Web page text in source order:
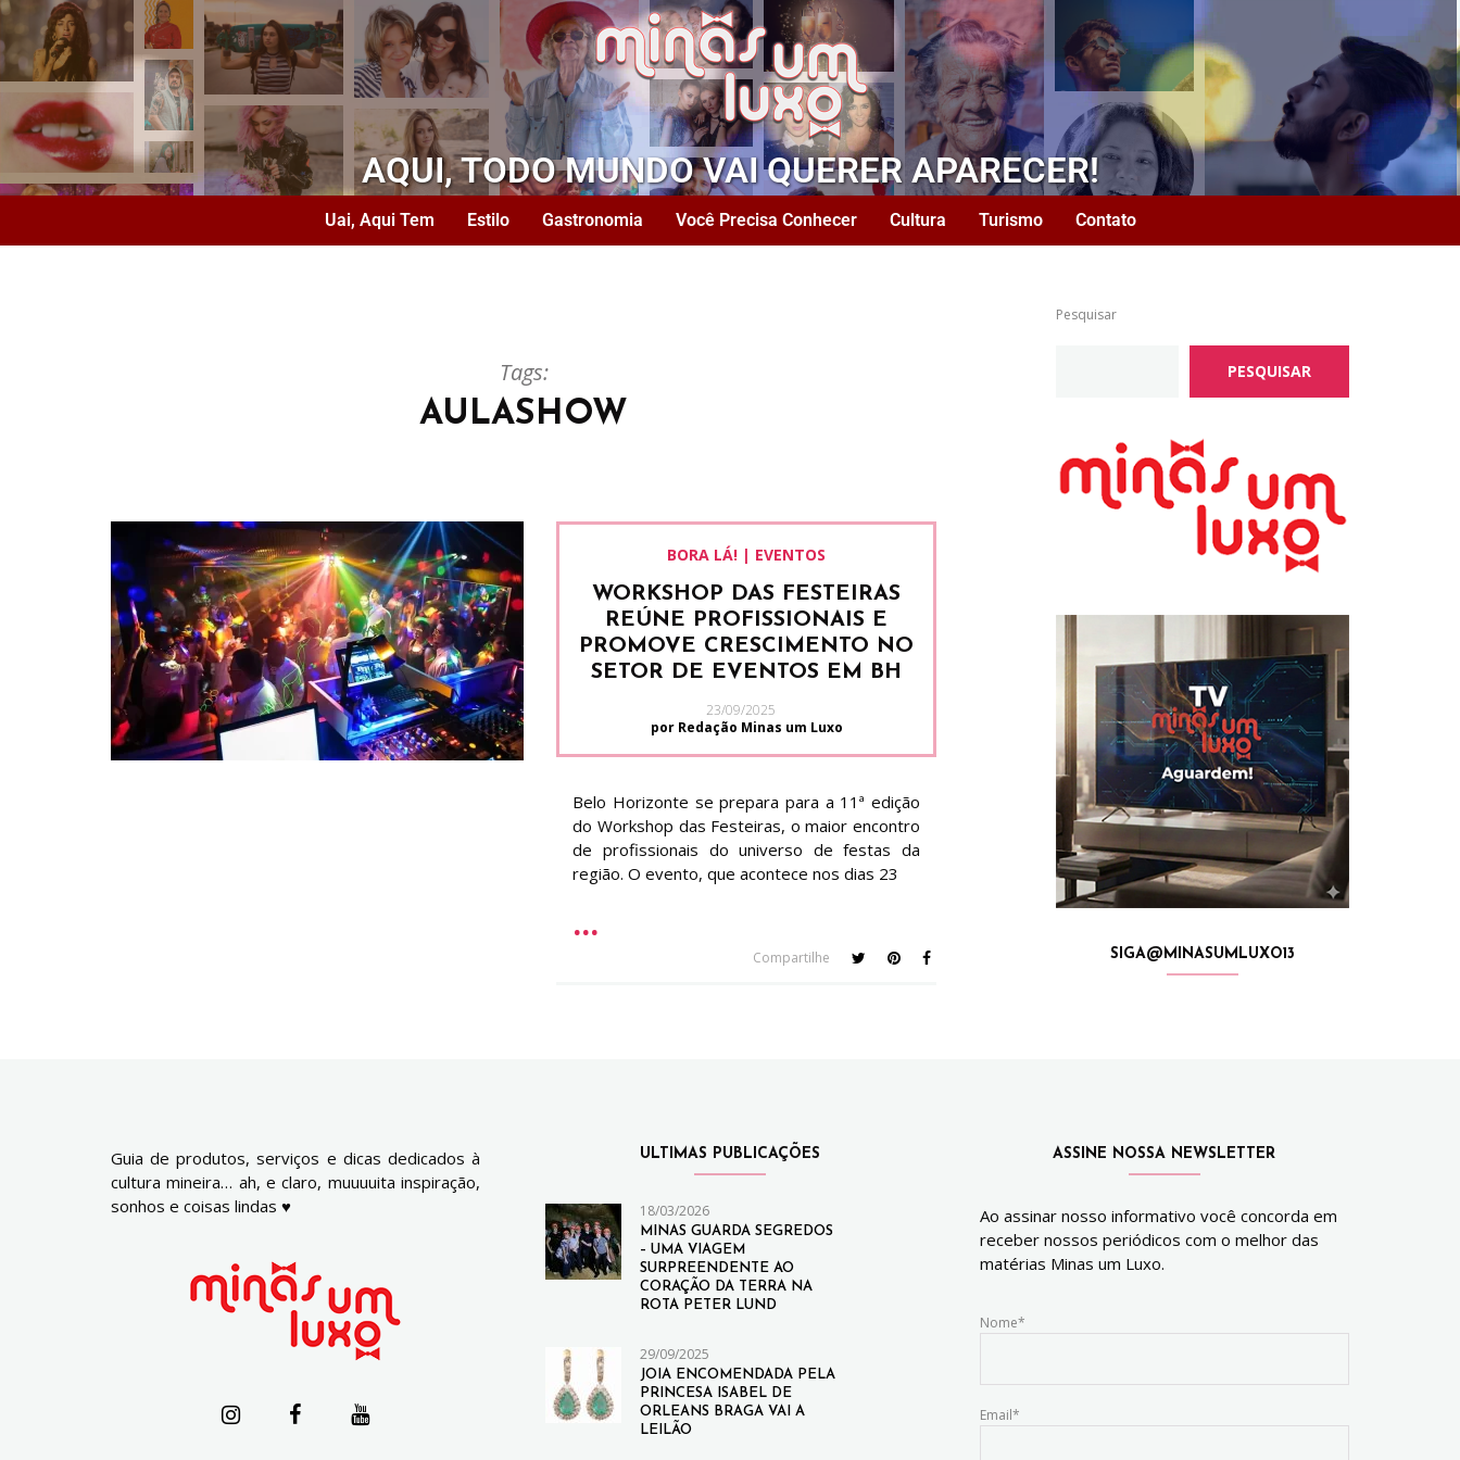
AQUI, TODO MUNDO VAI QUERER APARECER!
Uai, Aqui Tem Estilo Gastronomia Você Precisa Conhecer Cultura Turismo Contato
Tags:
AULASHOW
BORA LÁ! | EVENTOS
WORKSHOP DAS FESTEIRAS
REÚNE PROFISSIONAIS E
PROMOVE CRESCIMENTO NO
SETOR DE EVENTOS EM BH
23/09/2025
por Redação Minas um Luxo
Belo Horizonte se prepara para a 11ª edição
do Workshop das Festeiras, o maior encontro
de profissionais do universo de festas da
região. O evento, que acontece nos dias 23
Compartilhe
Pesquisar
PESQUISAR
SIGA@MINASUMLUXO13
Guia de produtos, serviços e dicas dedicados à
cultura mineira… ah, e claro, muuuuita inspiração,
sonhos e coisas lindas ♥
ULTIMAS PUBLICAÇÕES
18/03/2026
MINAS GUARDA SEGREDOS
– UMA VIAGEM
SURPREENDENTE AO
CORAÇÃO DA TERRA NA
ROTA PETER LUND
29/09/2025
JOIA ENCOMENDADA PELA
PRINCESA ISABEL DE
ORLEANS BRAGA VAI A
LEILÃO
ASSINE NOSSA NEWSLETTER
Ao assinar nosso informativo você concorda em
receber nossos periódicos com o melhor das
matérias Minas um Luxo.
Nome*
Email*